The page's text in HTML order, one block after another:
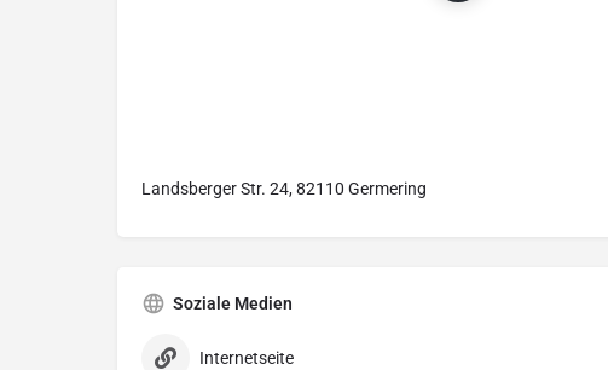
Landsberger Str. 24, 82110 Germering
Soziale Medien
Internetseite